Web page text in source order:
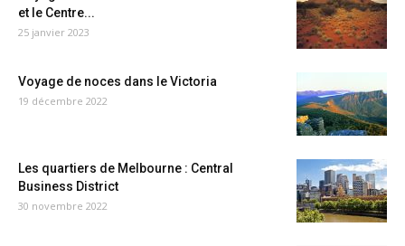
et le Centre...
25 janvier 2023
Voyage de noces dans le Victoria
19 décembre 2022
Les quartiers de Melbourne : Central
Business District
30 novembre 2022